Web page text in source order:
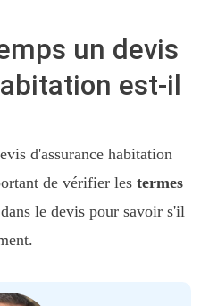
un devis
est-il
d'assurance habitation
de vérifier les termes
le devis pour savoir s'il